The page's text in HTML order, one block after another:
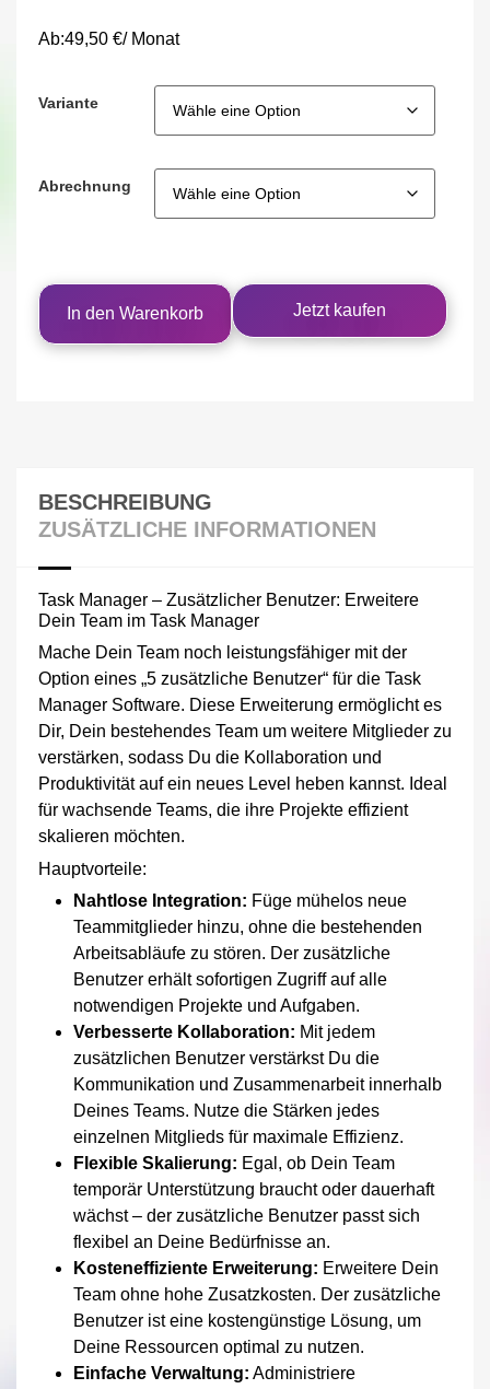
Ab:49,50 €/ Monat
Variante
Abrechnung
Jetzt kaufen
In den Warenkorb
BESCHREIBUNG
ZUSÄTZLICHE INFORMATIONEN
Task Manager – Zusätzlicher Benutzer: Erweitere
Dein Team im Task Manager
Mache Dein Team noch leistungsfähiger mit der
Option eines „5 zusätzliche Benutzer“ für die Task
Manager Software. Diese Erweiterung ermöglicht es
Dir, Dein bestehendes Team um weitere Mitglieder zu
verstärken, sodass Du die Kollaboration und
Produktivität auf ein neues Level heben kannst. Ideal
für wachsende Teams, die ihre Projekte effizient
skalieren möchten.
Hauptvorteile:
Nahtlose Integration: Füge mühelos neue
Teammitglieder hinzu, ohne die bestehenden
Arbeitsabläufe zu stören. Der zusätzliche
Benutzer erhält sofortigen Zugriff auf alle
notwendigen Projekte und Aufgaben.
Verbesserte Kollaboration: Mit jedem
zusätzlichen Benutzer verstärkst Du die
Kommunikation und Zusammenarbeit innerhalb
Deines Teams. Nutze die Stärken jedes
einzelnen Mitglieds für maximale Effizienz.
Flexible Skalierung: Egal, ob Dein Team
temporär Unterstützung braucht oder dauerhaft
wächst – der zusätzliche Benutzer passt sich
flexibel an Deine Bedürfnisse an.
Kosteneffiziente Erweiterung: Erweitere Dein
Team ohne hohe Zusatzkosten. Der zusätzliche
Benutzer ist eine kostengünstige Lösung, um
Deine Ressourcen optimal zu nutzen.
Einfache Verwaltung: Administriere